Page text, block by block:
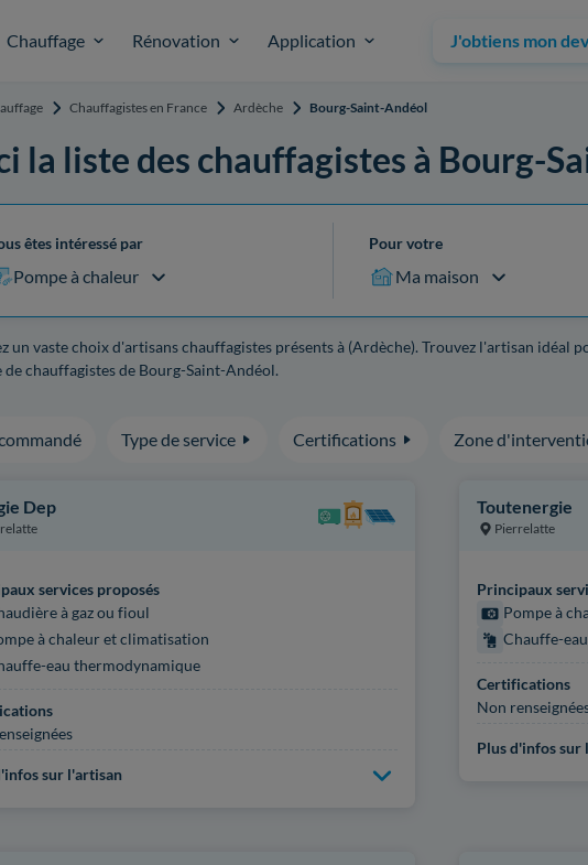
Chauffage Rénovation Application J'obtiens mon
Chauffagistes en France Ardèche Bourg-Saint-Andéol
la liste des chauffagistes à Bourg-
êtes intéressé par
Pompe à chaleur
Pour votre
Ma maison
un vaste choix d'artisans chauffagistes présents à (Ardèche). Trouvez l'artisan idéal
de chauffagistes de Bourg-Saint-Andéol.
Type de service Certifications Zone
Dep
services proposés
à gaz ou fioul
à chaleur et climatisation
eau thermodynamique
sur l'artisan
Toutenergie
Pierrelatte
Principaux
Pompe à
Chauffe-
Certifications
Non
Plus d'infos sur